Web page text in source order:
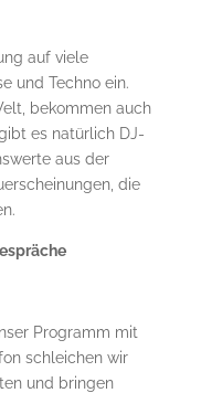
auf viele
und Techno ein.
bekommen auch
es natürlich DJ-
aus der
die
Programm mit
schleichen wir
und bringen